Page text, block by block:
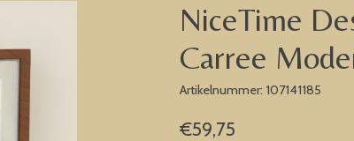
NiceTime
Carree
Artikelnummer: 107141185
€59,75